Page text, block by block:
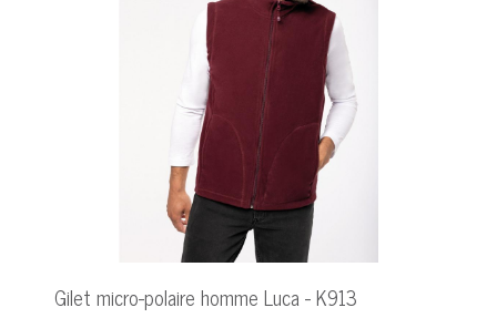
Gilet micro-polaire homme Luca - K913